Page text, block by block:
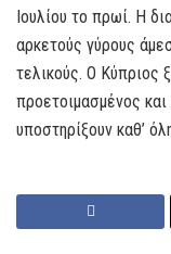
Ιουλίου το πρωί. Η
αρκετούς γύρους
τελικούς. Ο Κύπριος
προετοιμασμένος και
υποστηρίξουν καθ’